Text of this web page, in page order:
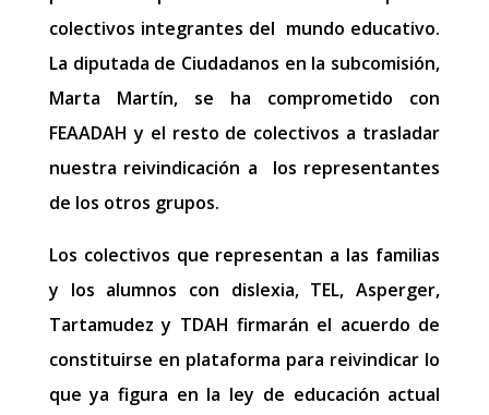
colectivos integrantes del mundo educativo.
La diputada de Ciudadanos en la subcomisión,
Marta Martín, se ha comprometido con
FEAADAH y el resto de colectivos a trasladar
nuestra reivindicación a los representantes
de los otros grupos.
Los colectivos que representan a las familias
y los alumnos con dislexia, TEL, Asperger,
Tartamudez y TDAH firmarán el acuerdo de
constituirse en plataforma para reivindicar lo
que ya figura en la ley de educación actual